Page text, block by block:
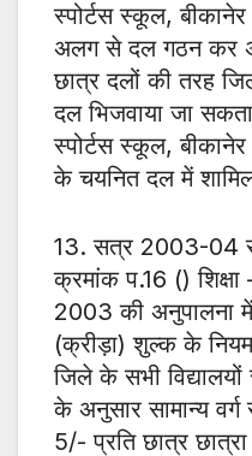
स्पोर्टस स्कूल, बीकानेर
अलग से दल गठन कर
छात्र दलों की तरह
दल भिजवाया जा
स्पोर्टस स्कूल, बीकानेर
के चयनित दल में
13. सत्र 2003-04
क्रमांक प.16 ()
2003 की अनुपालना में
(क्रीड़ा) शुल्क के
जिले के सभी
के अनुसार सामान्य
5/- प्रति छात्र